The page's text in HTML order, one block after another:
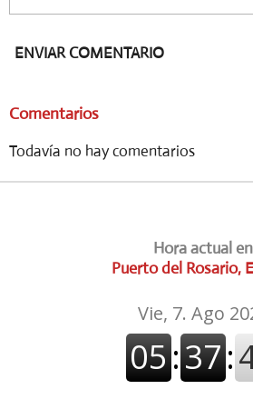
ENVIAR COMENTARIO
Comentarios
Todavía no hay comentarios
Hora actual en
Puerto del Rosario,